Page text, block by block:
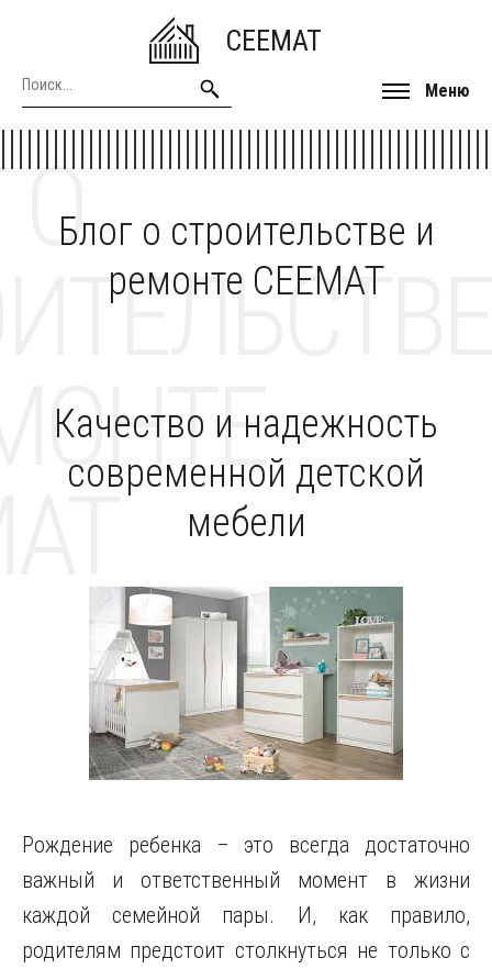
CEEMAT
Меню
Блог о строительстве и
ремонте CEEMAT
О
Качество и надежность
современной детской
мебели
Рождение ребенка – это всегда достаточно
важный и ответственный момент в жизни
каждой семейной пары. И, как правило,
родителям предстоит столкнуться не только с